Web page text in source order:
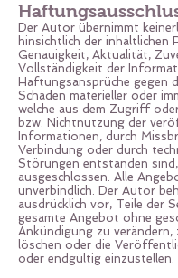
Der Autor übernimmt
hinsichtlich der inhaltlichen
Genauigkeit, Aktualität,
Vollständigkeit der
Haftungsansprüche gegen
Schäden materieller oder
welche aus dem Zugriff
bzw. Nichtnutzung der
Informationen, durch
Verbindung oder durch
Störungen entstanden
ausgeschlossen. Alle
unverbindlich. Der Autor
ausdrücklich vor, Teile der
gesamte Angebot ohne
Ankündigung zu verändern,
löschen oder die
oder endgültig einzustellen.